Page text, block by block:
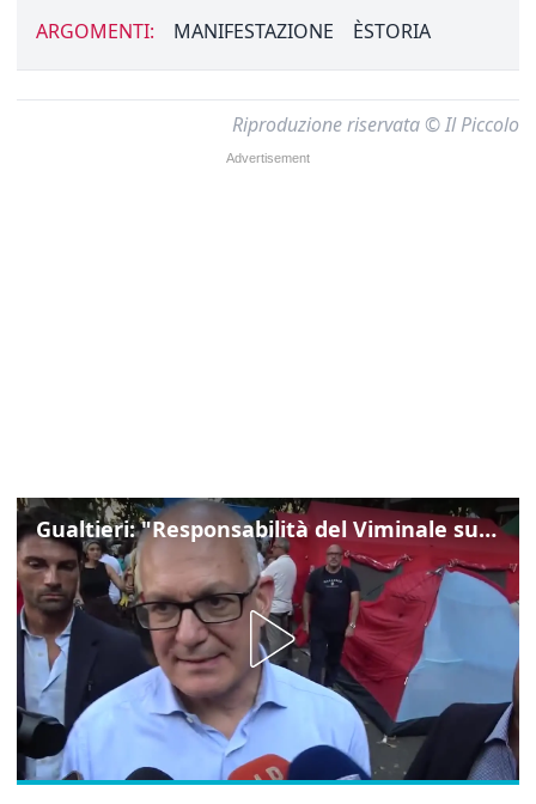
ARGOMENTI: MANIFESTAZIONE ÈSTORIA
Riproduzione riservata © Il Piccolo
Gualtieri: "Responsabilità del Viminale su Spin Time? La posizione dei partiti è nota"